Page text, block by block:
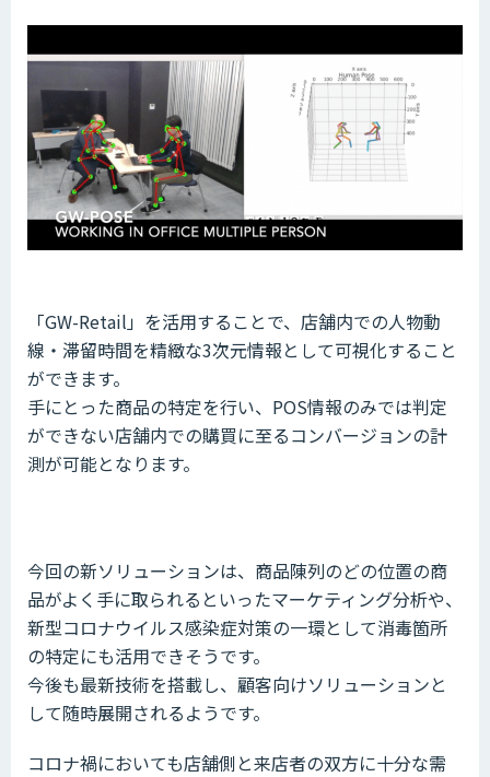
「GW-Retail」を活用することで、店舗内での人物動
線・滞留時間を精緻な3次元情報として可視化すること
ができます。
手にとった商品の特定を行い、POS情報のみでは判定
ができない店舗内での購買に至るコンバージョンの計
測が可能となります。
今回の新ソリューションは、商品陳列のどの位置の商
品がよく手に取られるといったマーケティング分析や、
新型コロナウイルス感染症対策の一環として消毒箇所
の特定にも活用できそうです。
今後も最新技術を搭載し、顧客向けソリューションと
して随時展開されるようです。
コロナ禍においても店舗側と来店者の双方に十分な需